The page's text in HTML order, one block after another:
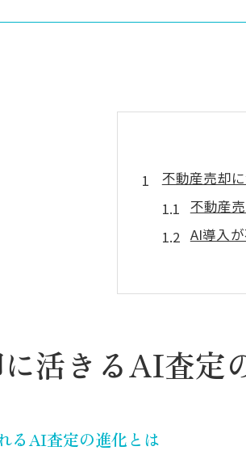
不動産売却
不動産
AI導入
不動産
最新AI
ニューラル
不動産
活きるAI査定
るAI査定の進化とは